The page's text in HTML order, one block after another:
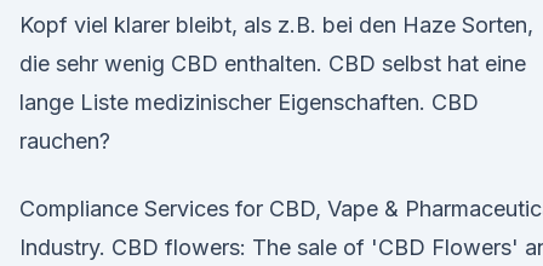
Kopf viel klarer bleibt, als z.B. bei den Haze Sorten,
die sehr wenig CBD enthalten. CBD selbst hat eine
lange Liste medizinischer Eigenschaften. CBD
rauchen?
Compliance Services for CBD, Vape &
Industry. CBD flowers: The sale of 'CBD Flowers'